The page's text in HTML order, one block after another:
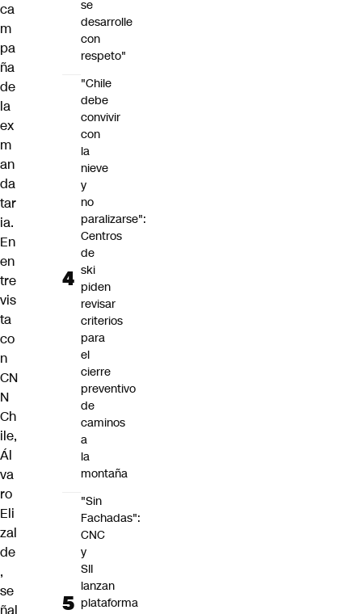
ca
m
pa
ña
de
la
ex
m
an
da
tar
ia.
En
en
tre
vis
ta
co
n
CN
N
Ch
ile,
Ál
va
ro
Eli
zal
de
,
se
ñal
se
desarrolle
con
respeto"
"Chile
debe
convivir
con
la
nieve
y
no
paralizarse":
Centros
de
ski
piden
revisar
criterios
para
el
cierre
preventivo
de
caminos
a
la
montaña
"Sin
Fachadas":
CNC
y
SII
lanzan
plataforma